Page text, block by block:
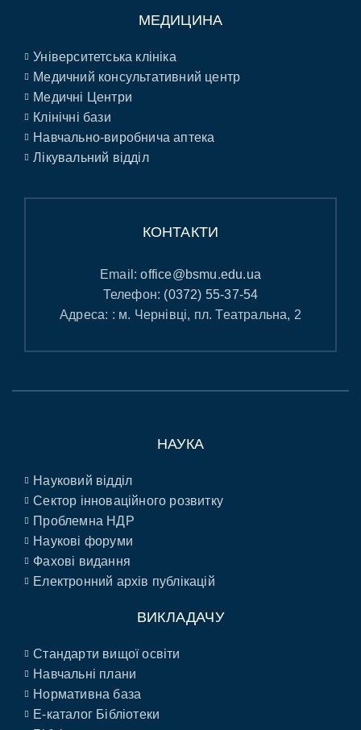
МЕДИЦИНА
Університетська клініка
Медичний консультативний центр
Медичні Центри
Клінічні бази
Навчально-виробнича аптека
Лікувальний відділ
КОНТАКТИ
Email:office@bsmu.edu.ua
Телефон: (0372) 55-37-54
Адреса: : м. Чернівці, пл. Театральна, 2
НАУКА
Науковий відділ
Сектор інноваційного розвитку
Проблемна НДР
Наукові форуми
Фахові видання
Електронний архів публікацій
ВИКЛАДАЧУ
Стандарти вищої освіти
Навчальні плани
Нормативна база
E-каталог Бібліотеки